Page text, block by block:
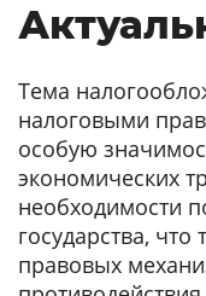
Тема
налоговыми
особую
экономических
необходимости
государства,
правовых